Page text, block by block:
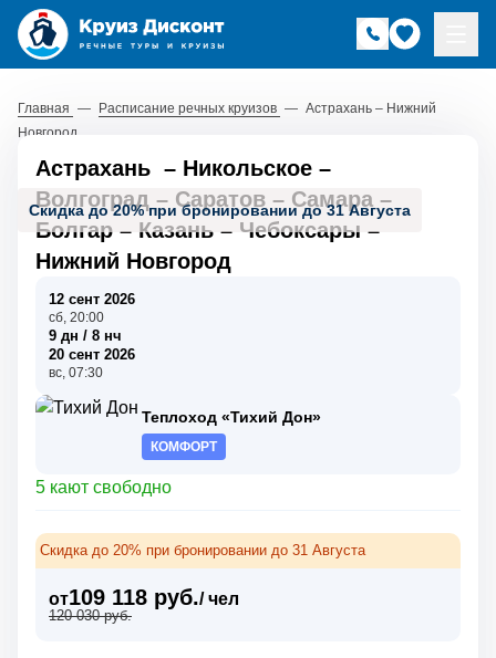
Главная — Расписание речных круизов — Астрахань – Нижний
Новгород
Скидка до 20% при бронировании до 31 Августа
Астрахань – Никольское –
Волгоград – Саратов – Самара –
Болгар – Казань – Чебоксары –
Нижний Новгород
12 сент 2026
сб, 20:00
9 дн / 8 нч
20 сент 2026
вс, 07:30
Теплоход «Тихий Дон»
КОМФОРТ
5 кают свободно
Скидка до 20% при бронировании до 31 Августа
от109 118 руб./ чел
120 030 руб.